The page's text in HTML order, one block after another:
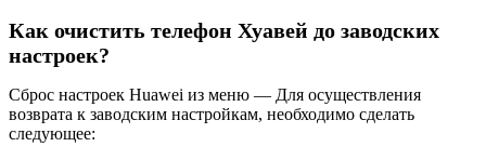
Как очистить телефон Хуавей до заводских
настроек?
Сброс настроек Huawei из меню — Для осуществления
возврата к заводским настройкам, необходимо сделать
следующее: